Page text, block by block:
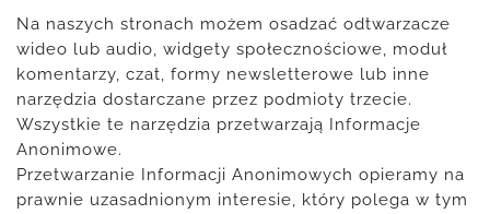
Na naszych stronach możem osadzać odtwarzacze
wideo lub audio, widgety społecznościowe, moduł
komentarzy, czat, formy newsletterowe lub inne
narzędzia dostarczane przez podmioty trzecie.
Wszystkie te narzędzia przetwarzają Informacje
Anonimowe.
Przetwarzanie Informacji Anonimowych opieramy na
prawnie uzasadnionym interesie, który polega w tym